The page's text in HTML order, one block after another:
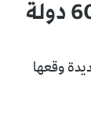
رسوم جمركية جديدة على 60 دولة
وقعها